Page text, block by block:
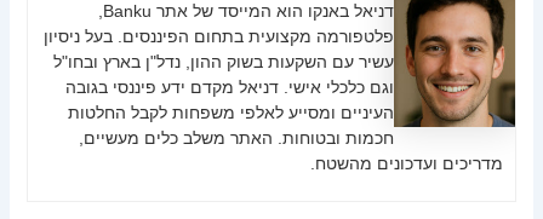
דניאל באנקו הוא המייסד של אתר Banku,
פלטפורמה מקצועית בתחום הפיננסים. בעל ניסיון
עשיר עם השקעות בשוק ההון, נדל"ן בארץ ובחו"ל
וגם כלכלי אישי. דניאל מקדם ידע פיננסי בגובה
העיניים ומסייע לאלפי משפחות לקבל החלטות
חכמות ובטוחות. האתר משלב כלים מעשיים,
מדריכים ועדכונים מהשטח.